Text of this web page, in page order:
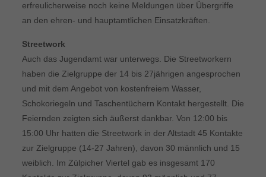
erfreulicherweise noch keine Meldungen über Übergriffe
an den ehren- und hauptamtlichen Einsatzkräften.
Streetwork
Auch das Jugendamt war unterwegs. Die Streetworkern
haben die Zielgruppe der 14 bis 27jährigen angesprochen
und mit dem Angebot von kostenfreiem Wasser,
Schokoriegeln und Taschentüchern Kontakt hergestellt. Die
Feiernden zeigten sich äußerst dankbar. Von 12:00 bis
15:00 Uhr hatten die Streetwork in der Altstadt 45 Kontakte
zur Zielgruppe (14-27 Jahren), davon 30 männlich und 15
weiblich. Im Zülpicher Viertel gab es insgesamt 170